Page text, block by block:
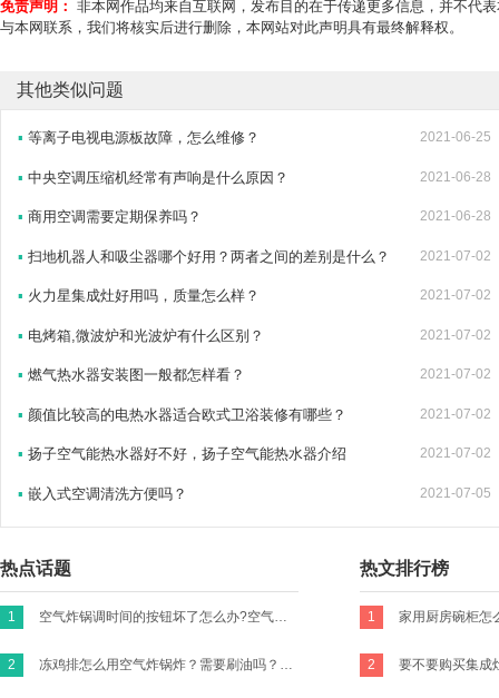
免责声明： 非本网作品均来自互联网，发布目的在于传递更多信息，并不代
与本网联系，我们将核实后进行删除，本网站对此声明具有最终解释权。
其他类似问题
▪ 等离子电视电源板故障，怎么维修？ 2021-06-25
▪ 中央空调压缩机经常有声响是什么原因？ 2021-06-28
▪ 商用空调需要定期保养吗？ 2021-06-28
▪ 扫地机器人和吸尘器哪个好用？两者之间的差别是什么？ 2021-07-02
▪ 火力星集成灶好用吗，质量怎么样？ 2021-07-02
▪ 电烤箱,微波炉和光波炉有什么区别？ 2021-07-02
▪ 燃气热水器安装图一般都怎样看？ 2021-07-02
▪ 颜值比较高的电热水器适合欧式卫浴装修有哪些？ 2021-07-02
▪ 扬子空气能热水器好不好，扬子空气能热水器介绍 2021-07-02
▪ 嵌入式空调清洗方便吗？ 2021-07-05
热点话题
1 空气炸锅调时间的按钮坏了怎么办?空气炸锅的时间转扭不归零咋办？
2 冻鸡排怎么用空气炸锅炸？需要刷油吗？怎么做才好吃有味道？买新鲜的鸡胸肉的话怎么做？
热文排行榜
1
2 要不要购买集成